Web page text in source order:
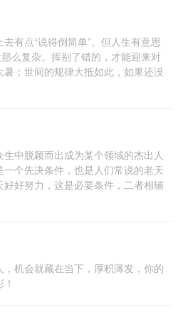
有点“说得倒简单”。但人生有意思
么复杂。挥别了错的，才能迎来对
；世间的规律大抵如此，如果还没
中脱颖而出成为某个领域的杰出人
个先决条件，也是人们常说的老天
好努力，这是必要条件，二者相辅
机会就藏在当下，厚积薄发，你的